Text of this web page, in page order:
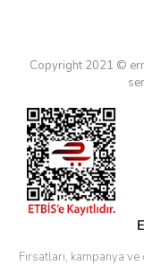
Copyright 2021 ©
Fırsatları, kampanya